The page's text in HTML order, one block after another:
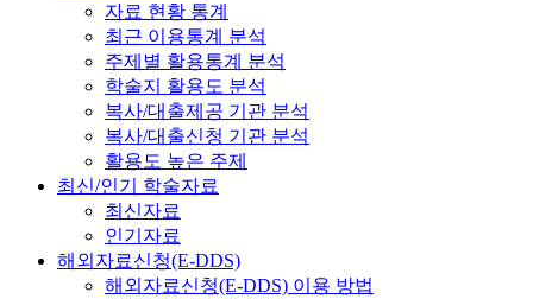
자료 현황 통계
최근 이용통계 분석
주제별 활용통계 분석
학술지 활용도 분석
복사/대출제공 기관 분석
복사/대출신청 기관 분석
활용도 높은 주제
최신/인기 학술자료
최신자료
인기자료
해외자료신청(E-DDS)
해외자료신청(E-DDS) 이용 방법